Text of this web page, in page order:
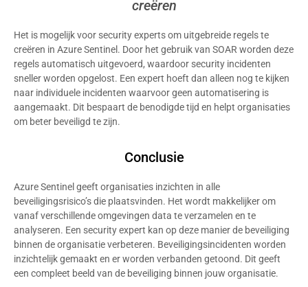
creëren
Het is mogelijk voor security experts om uitgebreide regels te
creëren in Azure Sentinel. Door het gebruik van SOAR worden deze
regels automatisch uitgevoerd, waardoor security incidenten
sneller worden opgelost. Een expert hoeft dan alleen nog te kijken
naar individuele incidenten waarvoor geen automatisering is
aangemaakt. Dit bespaart de benodigde tijd en helpt organisaties
om beter beveiligd te zijn.
Conclusie
Azure Sentinel geeft organisaties inzichten in alle
beveiligingsrisico’s die plaatsvinden. Het wordt makkelijker om
vanaf verschillende omgevingen data te verzamelen en te
analyseren. Een security expert kan op deze manier de beveiliging
binnen de organisatie verbeteren. Beveiligingsincidenten worden
inzichtelijk gemaakt en er worden verbanden getoond. Dit geeft
een compleet beeld van de beveiliging binnen jouw organisatie.